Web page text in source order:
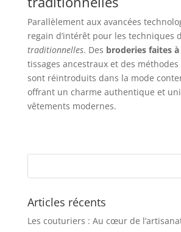
Parallèlement aux avancées
regain d’intérêt pour les techniques
traditionnelles. Des broderies faites
tissages ancestraux et des
sont réintroduits dans la mode
offrant un charme authentique et
vêtements modernes.
Articles récents
Les couturiers : Au cœur de